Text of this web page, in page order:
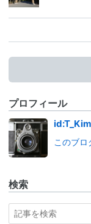
プロフィール
このブロ
検索